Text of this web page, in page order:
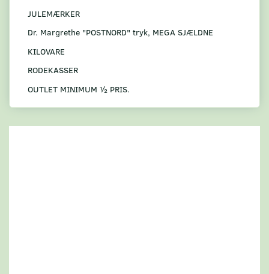
JULEMÆRKER
Dr. Margrethe "POSTNORD" tryk, MEGA SJÆLDNE
KILOVARE
RODEKASSER
OUTLET MINIMUM ½ PRIS.